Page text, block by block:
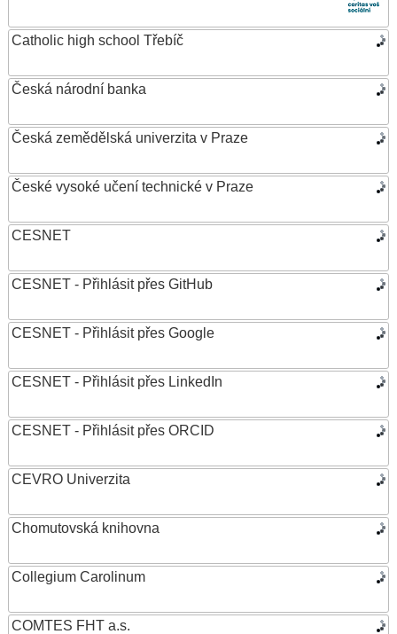
Catholic high school Třebíč
Česká národní banka
Česká zemědělská univerzita v Praze
České vysoké učení technické v Praze
CESNET
CESNET - Přihlásit přes GitHub
CESNET - Přihlásit přes Google
CESNET - Přihlásit přes LinkedIn
CESNET - Přihlásit přes ORCID
CEVRO Univerzita
Chomutovská knihovna
Collegium Carolinum
COMTES FHT a.s.